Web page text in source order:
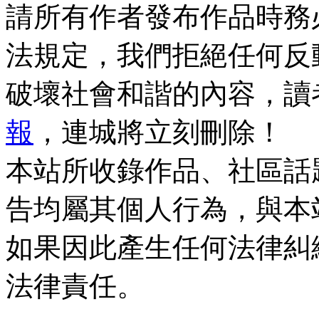
請所有作者發布作品時
法規定，我們拒絕任何
破壞社會和諧的內容，
報 ，連城將立刻刪除！
本站所收錄作品、社區
告均屬其個人行為，與
如果因此產生任何法律
法律責任。